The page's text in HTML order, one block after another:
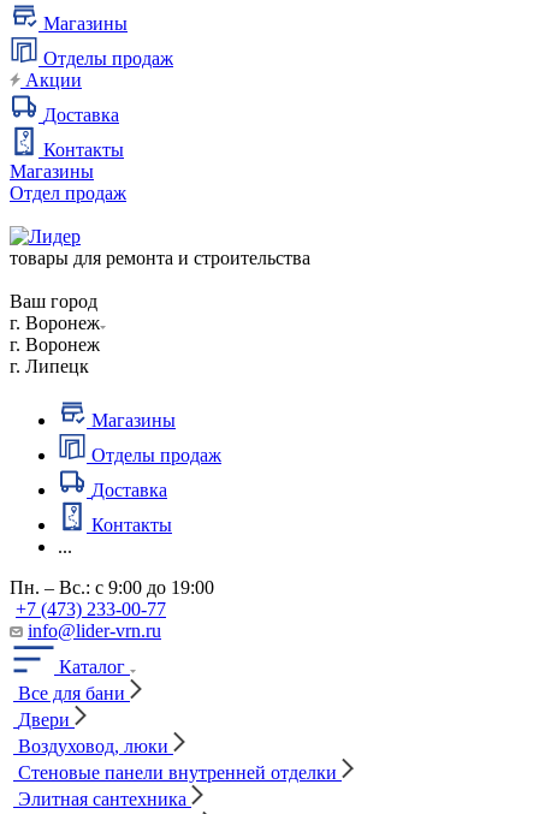
Магазины
Отделы продаж
Акции
Доставка
Контакты
Магазины
Отдел продаж
товары для ремонта и строительства
Ваш город
г. Воронеж
г. Воронеж
г. Липецк
Магазины
Отделы продаж
Доставка
Контакты
...
Пн. – Вс.: с 9:00 до 19:00
+7 (473) 233-00-77
info@lider-vrn.ru
Каталог
Все для бани
Двери
Воздуховод, люки
Стеновые панели внутренней отделки
Элитная сантехника